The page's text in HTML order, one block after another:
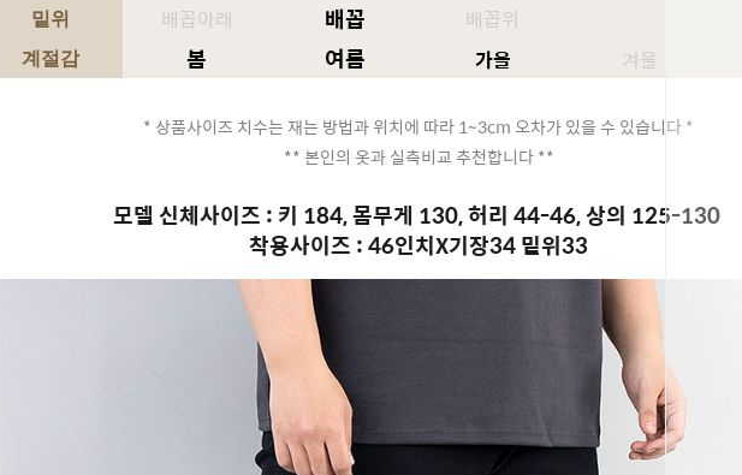
밑위 배꼽아래 배꼽 배꼽위
계절감 봄 여름 가을 겨울
* 상품사이즈 치수는 재는 방법과 위치에 따라 1~3cm 오차가 있을 수 있습니다 *
** 본인의 옷과 실측비교 추천합니다 **
모델 신체사이즈 : 키 184, 몸무게 130, 허리 44-46, 상의 125-130
착용사이즈 : 46인치X기장34 밑위33